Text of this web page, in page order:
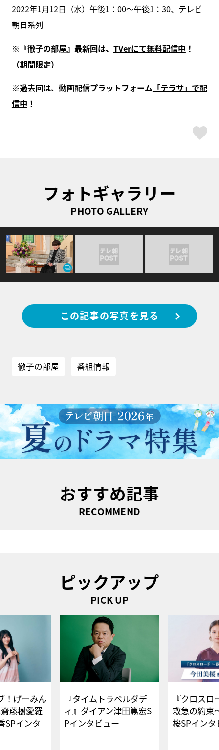
2022年1月12日（水）午後1：00～午後1：30、テレビ
朝日系列
※『徹子の部屋』最新回は、 TVerにて無料配信中 ！
（期間限定）
※過去回は、動画配信プラットフォーム「テラサ」で配
信中 ！
フォトギャラリー
PHOTO GALLERY
この記事の写真を見る
徹子の部屋 番組情報
おすすめ記事
RECOMMEND
ピックアップ
PICK UP
！げーみん
藤樹愛羅
SPインタ
『タイムトラベルダデ
ィ』ダイアン津田篤宏S
Pインタビュー
『クロス
救急の約束
桜SPイ